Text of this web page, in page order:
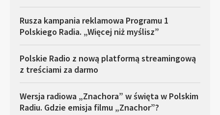
Rusza kampania reklamowa Programu 1
Polskiego Radia. „Więcej niż myślisz”
Polskie Radio z nową platformą streamingową
z treściami za darmo
Wersja radiowa „Znachora” w święta w Polskim
Radiu. Gdzie emisja filmu „Znachor”?